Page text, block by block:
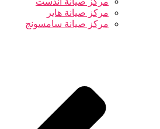
مركز صيانة هاير
مركز صيانة سامسونج